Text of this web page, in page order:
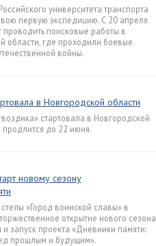
университета транспорта
первую экспедицию. С 20 апреля
проводить поисковые работы в
области, где проходили боевые
войны.
в Новгородской области
стартовала в Новгородской
продлится до 22 июня.
новому сезону
«Город воинской славы» в
открытие нового сезона
запуск проекта «Дневники памяти:
прошлым и будущим».